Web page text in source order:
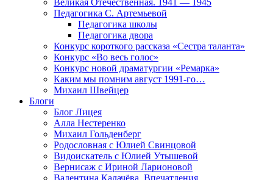
Великая Отечественная. 1941 — 1945
Педагогика С. Артемьевой
Педагогика школы
Педагогика двора
Конкурс короткого рассказа «Сестра таланта»
Конкурс «Во весь голос»
Конкурс новой драматургии «Ремарка»
Каким мы помним август 1991-го…
Михаил Швейцер
Блоги
Блог Лицея
Алла Нестеренко
Михаил Гольденберг
Родословная с Юлией Свинцовой
Видоискатель с Юлией Утышевой
Вернисаж с Ириной Ларионовой